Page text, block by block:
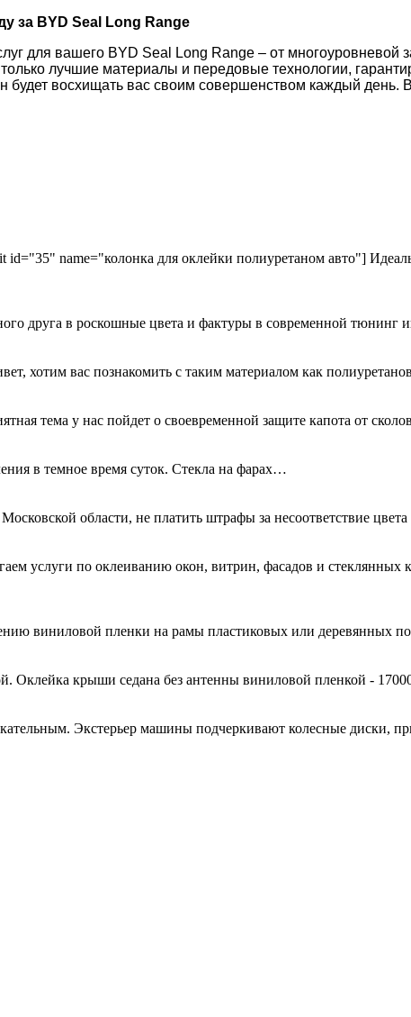
за BYD Seal Long Range
для вашего BYD Seal Long Range – от
лучшие материалы и передовые технологии,
восхищать вас своим совершенством каждый день.
name="колонка для оклейки полиуретаном авто"]
друга в роскошные цвета и фактуры в современной тюнинг
хотим вас познакомить с таким материалом как
тема у нас пойдет о своевременной защите капота от
в темное время суток. Стекла на фарах…
области, не платить штрафы за несоответствие
услуги по оклеиванию окон, витрин, фасадов и
виниловой пленки на рамы пластиковых или деревянных
Оклейка крыши седана без антенны виниловой пленкой -
Экстерьер машины подчеркивают колесные диски,